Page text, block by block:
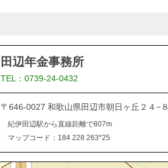
田辺年金事務所
TEL：0739-24-0432
〒646-0027 和歌山県田辺市朝日ヶ丘２４−８
紀伊田辺駅から直線距離で807m
マップコード：184 228 263*25